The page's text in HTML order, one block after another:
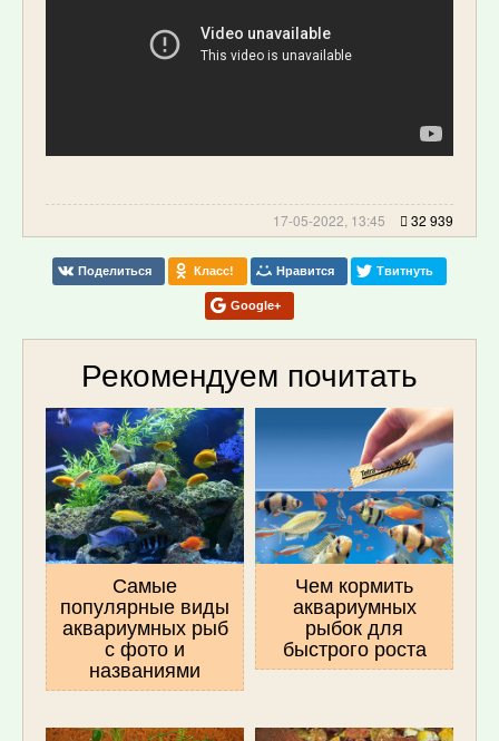
17-05-2022, 13:45 32 939
Поделиться Класс! Нравится Твитнуть
Google+
Рекомендуем почитать
Самые
популярные виды
аквариумных рыб
с фото и
названиями
Чем кормить
аквариумных
рыбок для
быстрого роста